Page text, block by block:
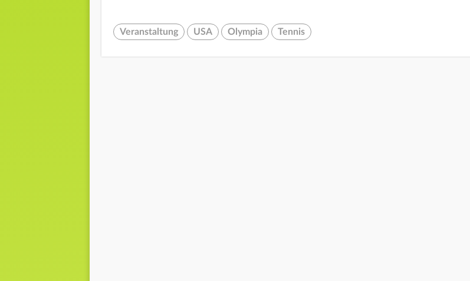
Veranstaltung USA Olympia Tennis